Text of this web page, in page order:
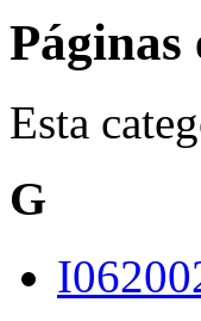
Páginas
Esta
G